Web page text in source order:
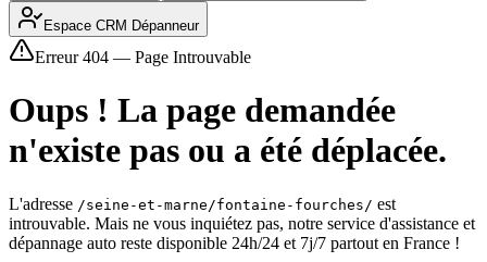
Espace CRM Dépanneur
Erreur 404 — Page Introuvable
Oups ! La page demandée
n'existe pas ou a été déplacée.
L'adresse /seine-et-marne/fontaine-fourches/ est
introuvable. Mais ne vous inquiétez pas, notre service d'assistance et
dépannage auto reste disponible 24h/24 et 7j/7 partout en France !